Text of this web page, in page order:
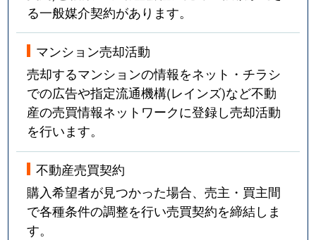
る一般媒介契約があります。
マンション売却活動
売却するマンションの情報をネット・チラシ
での広告や指定流通機構(レインズ)など不動
産の売買情報ネットワークに登録し売却活動
を行います。
不動産売買契約
購入希望者が見つかった場合、売主・買主間
で各種条件の調整を行い売買契約を締結しま
す。